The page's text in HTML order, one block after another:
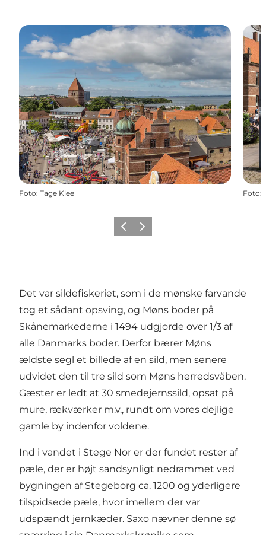
Foto: Tage Klee Foto:
ForrigeNæste
Det var sildefiskeriet, som i de mønske farvande
tog et sådant opsving, og Møns boder på
Skånemarkederne i 1494 udgjorde over 1/3 af
alle Danmarks boder. Derfor bærer Møns
ældste segl et billede af en sild, men senere
udvidet den til tre sild som Møns herredsvåben.
Gæster er ledt at 30 smedejernssild, opsat på
mure, rækværker m.v., rundt om vores dejlige
gamle by indenfor voldene.
Ind i vandet i Stege Nor er der fundet rester af
pæle, der er højt sandsynligt nedrammet ved
bygningen af Stegeborg ca. 1200 og yderligere
tilspidsede pæle, hvor imellem der var
udspændt jernkæder. Saxo nævner denne sø